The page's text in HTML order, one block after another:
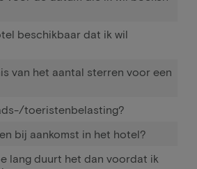
beschikbaar dat ik wil
van het aantal sterren voor een
toeristenbelasting?
bij aankomst in het hotel?
lang duurt het dan voordat ik